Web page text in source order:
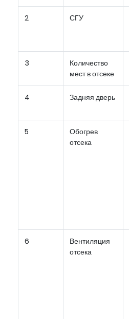
2 СГУ
3
Количество
мест в отсеке
4 Задняя дверь
5
Обогрев
отсека
6
Вентиляция
отсека